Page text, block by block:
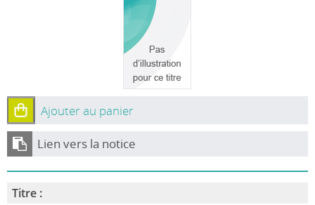
Ajouter au panier
Lien vers la notice
Titre :